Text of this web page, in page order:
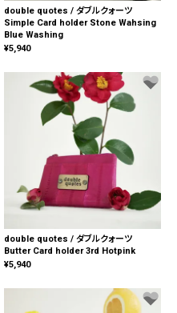
double quotes / ダブルクォーツ
Simple Card holder Stone Wahsing
Blue Washing
¥5,940
double quotes / ダブルクォーツ
Butter Card holder 3rd Hotpink
¥5,940